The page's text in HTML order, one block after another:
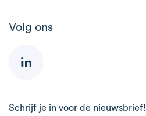
Volg ons
Schrijf je in voor de nieuwsbrief!